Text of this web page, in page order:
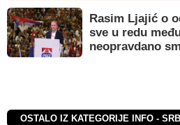
Rasim Ljajić o
sve u redu
neopravdano
OSTALO IZ KATEGORIJE INFO -